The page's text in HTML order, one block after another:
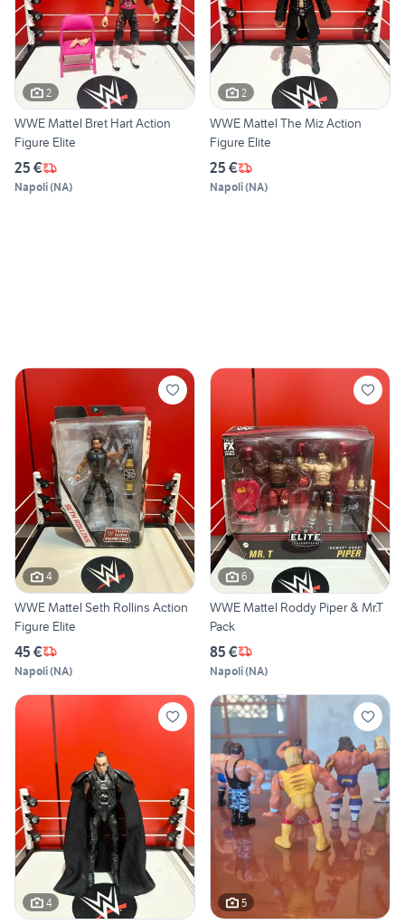
2
WWE Mattel Bret Hart Action
Figure Elite
25 €
Napoli(NA)
2
WWE Mattel The Miz Action
Figure Elite
25 €
Napoli(NA)
4
WWE Mattel Seth Rollins Action
Figure Elite
45 €
Napoli(NA)
6
WWE Mattel Roddy Piper & Mr.T
Pack
85 €
Napoli(NA)
4 5